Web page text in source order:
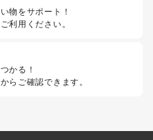
物をサポート！
利用ください。
かる！
らご確認できます。